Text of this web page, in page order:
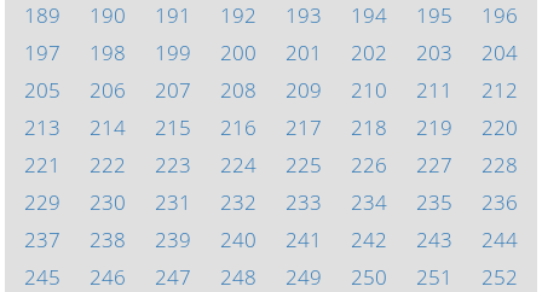
189
190 191 192 193 194 195
196
197
198 199 200 201 202 203
204
205
206 207 208 209 210 211
212
213
214 215 216 217 218 219
220
221
222 223 224 225 226 227
228
229
230 231 232 233 234 235
236
237
238 239 240 241 242 243
244
245
246 247 248 249 250 251
252